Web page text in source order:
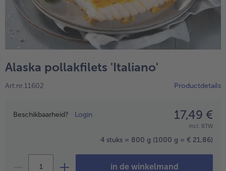
High Protein
alleHigh Protein
Veggie & Vegan
Alaska pollakfilets 'Italiano'
Art.nr.11602 Productdetails
Prijsopgave
Beschikbaarheid? Login 17,49 €
incl. BTW
4 stuks = 800 g (1000 g = € 21,86)
in de winkelmand